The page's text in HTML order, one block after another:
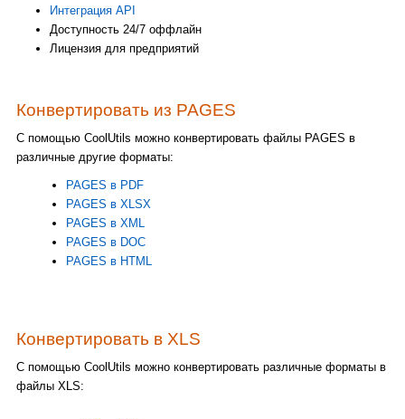
Интеграция API
Доступность 24/7 оффлайн
Лицензия для предприятий
Конвертировать из PAGES
С помощью CoolUtils можно конвертировать файлы PAGES в
различные другие форматы:
PAGES в PDF
PAGES в XLSX
PAGES в XML
PAGES в DOC
PAGES в HTML
Конвертировать в XLS
С помощью CoolUtils можно конвертировать различные форматы в
файлы XLS: